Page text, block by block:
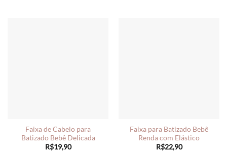
Faixa de Cabelo para
Batizado Bebê Delicada
R$19,90
Faixa para Batizado Bebê
Renda com Elástico
R$22,90